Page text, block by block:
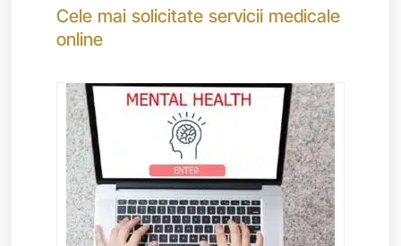
Cele mai solicitate servicii medicale
online